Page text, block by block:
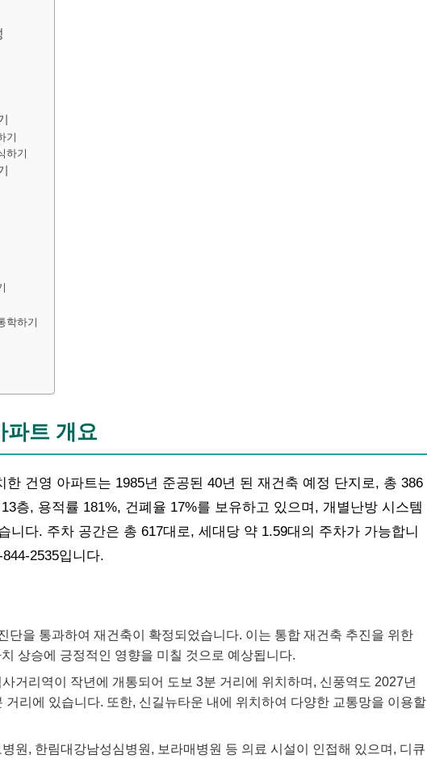
기
하기
학하기
파트 개요
한 건영 아파트는 1985년 준공된 40년 된 재건축 예정 단지로, 총 386
층, 용적률 181%, 건폐율 17%를 보유하고 있으며, 개별난방 시스템
니다. 주차 공간은 총 617대로, 세대당 약 1.59대의 주차가 가능합니
2535입니다.
단을 통과하여 재건축이 확정되었습니다. 이는 통합 재건축 추진을 위한
상승에 긍정적인 영향을 미칠 것으로 예상됩니다.
거리역이 작년에 개통되어 도보 3분 거리에 위치하며, 신풍역도 2027년
거리에 있습니다. 또한, 신길뉴타운 내에 위치하여 다양한 교통망을 이용할
원, 한림대강남성심병원, 보라매병원 등 의료 시설이 인접해 있으며, 디큐